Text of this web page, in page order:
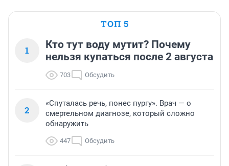
ТОП 5
1
Кто тут воду мутит? Почему
нельзя купаться после 2 августа
703 Обсудить
2
«Спуталась речь, понес пургу». Врач — о
смертельном диагнозе, который сложно
обнаружить
447 Обсудить